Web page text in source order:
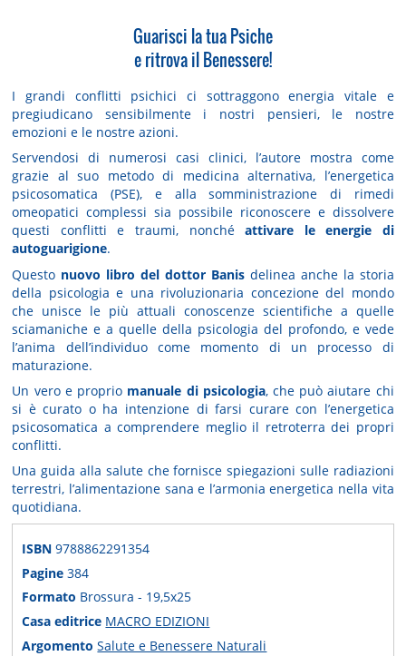
Guarisci la tua Psiche
e ritrova il Benessere!
I grandi conflitti psichici ci sottraggono energia vitale e
pregiudicano sensibilmente i nostri pensieri, le nostre
emozioni e le nostre azioni.
Servendosi di numerosi casi clinici, l’autore mostra come
grazie al suo metodo di medicina alternativa, l’energetica
psicosomatica (PSE), e alla somministrazione di rimedi
omeopatici complessi sia possibile riconoscere e dissolvere
questi conflitti e traumi, nonchéattivare le energie di
autoguarigione.
Questo nuovo libro del dottor Banisdelinea anche la storia
della psicologia e una rivoluzionaria concezione del mondo
che unisce le più attuali conoscenze scientifiche a quelle
sciamaniche e a quelle della psicologia del profondo, e vede
l’anima dell’individuo come momento di un processo di
maturazione.
Un vero e proprio manuale di psicologia, che può aiutare chi
si è curato o ha intenzione di farsi curare con l’energetica
psicosomatica a comprendere meglio il retroterra dei propri
conflitti.
Una guida alla salute che fornisce spiegazioni sulle radiazioni
terrestri, l’alimentazione sana e l’armonia energetica nella vita
quotidiana.
ISBN9788862291354
Pagine384
Formato Brossura - 19,5x25
Casa editrice MACRO EDIZIONI
ArgomentoSalute e Benessere Naturali